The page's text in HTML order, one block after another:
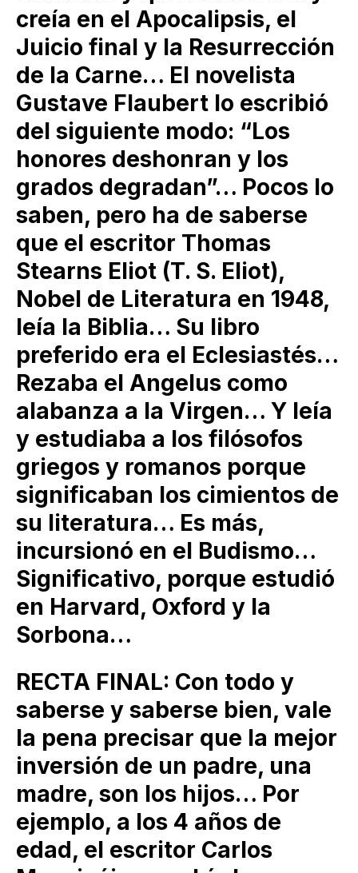
creía en el Apocalipsis, el
Juicio final y la Resurrección
de la Carne… El novelista
Gustave Flaubert lo escribió
del siguiente modo: “Los
honores deshonran y los
grados degradan”… Pocos lo
saben, pero ha de saberse
que el escritor Thomas
Stearns Eliot (T. S. Eliot),
Nobel de Literatura en 1948,
leía la Biblia… Su libro
preferido era el Eclesiastés…
Rezaba el Angelus como
alabanza a la Virgen… Y leía
y estudiaba a los filósofos
griegos y romanos porque
significaban los cimientos de
su literatura… Es más,
incursionó en el Budismo…
Significativo, porque estudió
en Harvard, Oxford y la
Sorbona…
RECTA FINAL: Con todo y
saberse y saberse bien, vale
la pena precisar que la mejor
inversión de un padre, una
madre, son los hijos… Por
ejemplo, a los 4 años de
edad, el escritor Carlos